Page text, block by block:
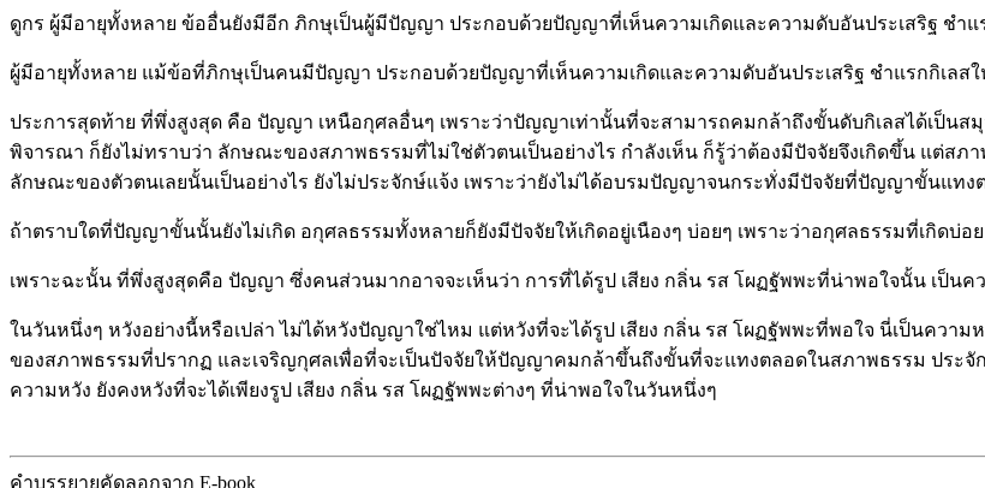
ดูกร ผู้มีอายุทั้งหลาย ข้ออื่นยังมีอีก ภิกษุเป็นผู้มีปัญญา ประกอบด้วยปัญญาที่เห็นความเกิดและความดับอันประเสริฐ ชำ
ผู้มีอายุทั้งหลาย แม้ข้อที่ภิกษุเป็นคนมีปัญญา ประกอบด้วยปัญญาที่เห็นความเกิดและความดับอันประเสริฐ ชำแรกกิเล
ประการสุดท้าย ที่พึ่งสูงสุด คือ ปัญญา เหนือกุศลอื่นๆ เพราะว่าปัญญาเท่านั้นที่จะสามารถคมกล้าถึงขั้นดับกิเลสได้เป็น
พิจารณา ก็ยังไม่ทราบว่า ลักษณะของสภาพธรรมที่ไม่ใช่ตัวตนเป็นอย่างไร กำลังเห็น ก็รู้ว่าต้องมีปัจจัยจึงเกิดขึ้น แต่สภ
ลักษณะของตัวตนเลยนั้นเป็นอย่างไร ยังไม่ประจักษ์แจ้ง เพราะว่ายังไม่ได้อบรมปัญญาจนกระทั่งมีปัจจัยที่ปัญญาขั้นแท
ถ้าตราบใดที่ปัญญาขั้นนั้นยังไม่เกิด อกุศลธรรมทั้งหลายก็ยังมีปัจจัยให้เกิดอยู่เนืองๆ บ่อยๆ เพราะว่าอกุศลธรรมที่เกิดบ่อ
เพราะฉะนั้น ที่พึ่งสูงสุดคือ ปัญญา ซึ่งคนส่วนมากอาจจะเห็นว่า การที่ได้รูป เสียง กลิ่น รส โผฏฐัพพะที่น่าพอใจนั้น เป็นค
ในวันหนึ่งๆ หวังอย่างนี้หรือเปล่า ไม่ได้หวังปัญญาใช่ไหม แต่หวังที่จะได้รูป เสียง กลิ่น รส โผฏฐัพพะที่พอใจ นี่เป็นคว
ของสภาพธรรมที่ปรากฏ และเจริญกุศลเพื่อที่จะเป็นปัจจัยให้ปัญญาคมกล้าขึ้นถึงขั้นที่จะแทงตลอดในสภาพธรรม ประจั
ความหวัง ยังคงหวังที่จะได้เพียงรูป เสียง กลิ่น รส โผฏฐัพพะต่างๆ ที่น่าพอใจในวันหนึ่งๆ
คำบรรยายคัดลอกจาก E-book